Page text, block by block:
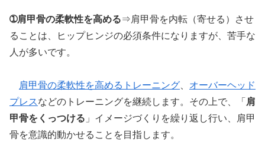
➀肩甲骨の柔軟性を高める⇒肩甲骨を内転（寄せる）させ
ることは、ヒップヒンジの必須条件になりますが、苦手な
人が多いです。
肩甲骨の柔軟性を高めるトレーニング
オーバーヘッド
プレスなどのトレーニングを継続します。その上で、「 肩
甲骨をくっつける 」イメージづくりを繰り返し行い、肩甲
骨を意識的動かせることを目指します。